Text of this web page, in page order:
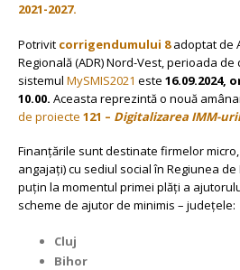
2021-2027.
Potrivit corrigendumului 8adoptat de
Regională (ADR) Nord-Vest, perioada
sistemul MySMIS2021 este 16.09.2024,
10.00. Aceasta reprezintă o nouă
de proiecte 121 – Digitalizarea IMM-
Finanțările sunt destinate firmelor micro,
angajați) cu sediul social în Regiunea
puțin la momentul primei plăți a
scheme de ajutor de minimis – județele:
Cluj
Bihor